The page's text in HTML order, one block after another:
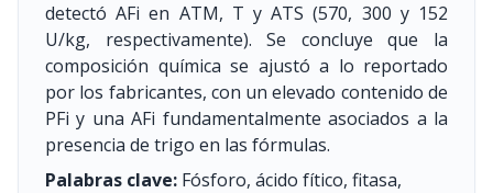
detectó AFi en ATM, T y ATS (570, 300 y 152
U/kg, respectivamente). Se concluye que la
composición química se ajustó a lo reportado
por los fabricantes, con un elevado contenido de
PFi y una AFi fundamentalmente asociados a la
presencia de trigo en las fórmulas.
Palabras clave: Fósforo, ácido fítico, fitasa,